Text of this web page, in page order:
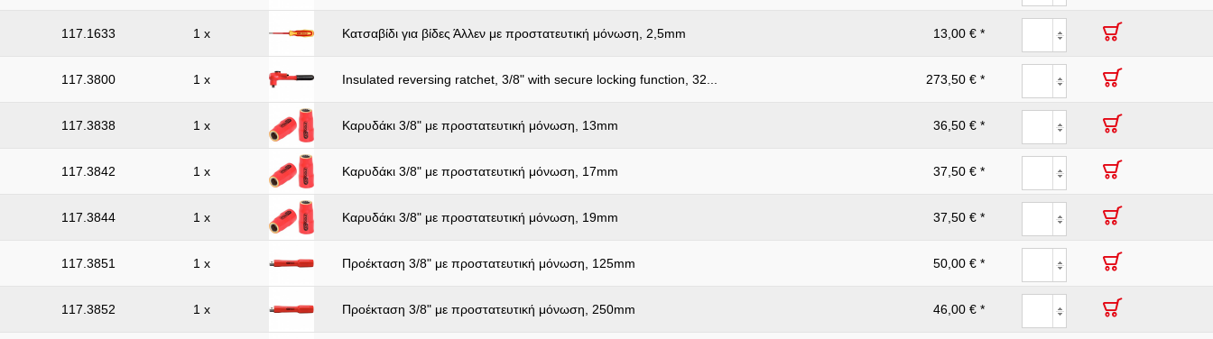
117.1633 1 x Κατσαβίδι για βίδες Άλλεν με προστατευτική μόνωση, 2,5mm 13,00 € *
117.3800 1 x Insulated reversing ratchet, 3/8" with secure locking function, 32... 273,50 € *
117.3838 1 x Καρυδάκι 3/8" με προστατευτική μόνωση, 13mm 36,50 € *
117.3842 1 x Καρυδάκι 3/8" με προστατευτική μόνωση, 17mm 37,50 € *
117.3844 1 x Καρυδάκι 3/8" με προστατευτική μόνωση, 19mm 37,50 € *
117.3851 1 x Προέκταση 3/8" με προστατευτική μόνωση, 125mm 50,00 € *
117.3852 1 x Προέκταση 3/8" με προστατευτική μόνωση, 250mm 46,00 € *